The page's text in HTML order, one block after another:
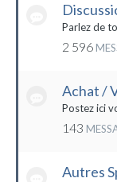
Parlez de
2 596
Achat /
Postez ici
143
Autres